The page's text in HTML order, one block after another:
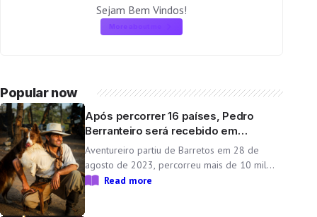
Sejam Bem Vindos!
More about me
Popular now
Após percorrer 16 países, Pedro
Berranteiro será recebido em
cerimônia na arena da Festa do Peão
de Barretos
Aventureiro partiu de Barretos em 28 de
agosto de 2023, percorreu mais de 10 mil
quilômetros montado em mulas e terá o
Read more